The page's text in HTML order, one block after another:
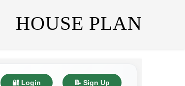
HOUSE PLAN
🔐 Login 📝 Sign Up